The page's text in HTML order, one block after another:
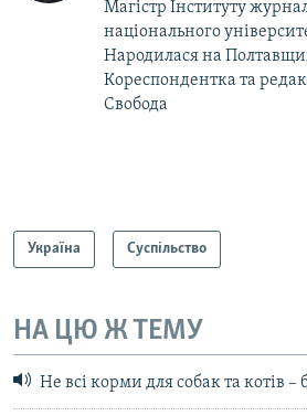
Магістр Інституту
національного
Народилася на
Кореспондентка та
Свобода
Україна Суспільство
НА ЦЮ Ж ТЕМУ
Не всі корми для собак та котів –